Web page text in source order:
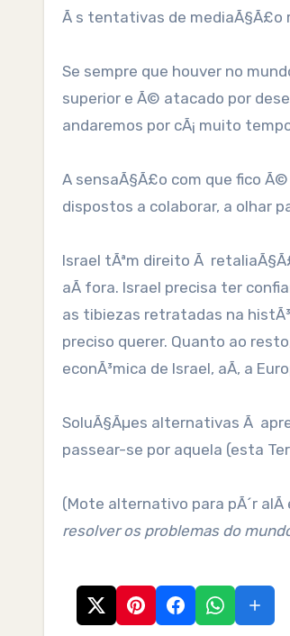
Ã s tentativas de mediaÃ§Ã£o
Se sempre que houver no
superior e Ã© atacado por
andaremos por cÃ¡ muito
A sensaÃ§Ã£o com que fico
dispostos a colaborar, a olhar
Israel tÃªm direito Ã
aÃ­ fora. Israel precisa ter
as tibiezas retratadas na
preciso querer. Quanto ao
econÃ³mica de Israel, aÃ­, a
SoluÃ§Ãµes alternativas Ã
passear-se por aquela (esta
(Mote alternativo para pÃ´r
resolver os problemas do